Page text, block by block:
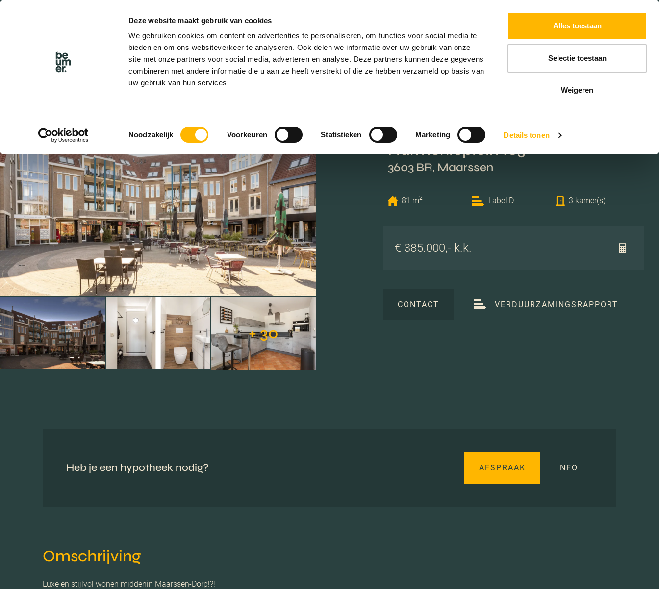
Deze website maakt gebruik van cookies
We gebruiken cookies om content en advertenties te personaliseren, om functies voor social media te
bieden en om ons websiteverkeer te analyseren. Ook delen we informatie over uw gebruik van onze
site met onze partners voor social media, adverteren en analyse. Deze partners kunnen deze gegevens
combineren met andere informatie die u aan ze heeft verstrekt of die ze hebben verzameld op basis van
uw gebruik van hun services.
Toestemmingsselectie
Noodzakelijk Voorkeuren Statistieken Marketing Details tonen
Alles toestaan
Selectie toestaan
Weigeren
EXTRA DIENSTEN
+ 30
Harmonieplein 103
3603 BR, Maarssen
81 m2 Label D 3 kamer(s)
€ 385.000,- k.k.
CONTACT VERDUURZAMINGSRAPPORT
Heb je een hypotheek nodig? AFSPRAAK INFO
Omschrijving
Luxe en stijlvol wonen middenin Maarssen-Dorp!?!